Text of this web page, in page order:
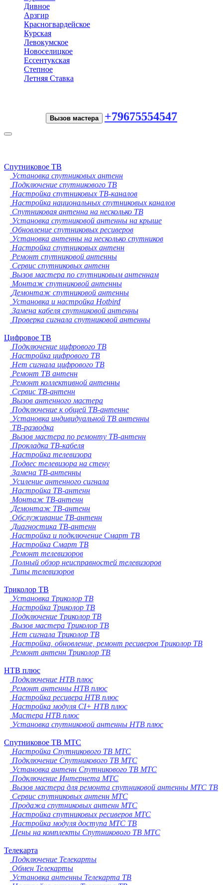
Дивное
Арзгир
Красногвардейское
Курская
Левокумское
Новоселицкое
Ессентукская
Степное
Летняя Ставка
Вызов мастера +79675554547
Toggle
Спутниковое ТВ
Установка спутниковых антенн
Подключение спутникового ТВ
Настройка спутниковых ТВ-каналов
Настройка национальных спутниковых каналов
Спутниковая антенна на несколько ТВ
Установка спутниковой антенны на крыше
Обновление спутниковых ресиверов
Установка антенны на несколько спутников
Настройка спутниковых антенн
Ремонт спутниковой антенны
Сервис спутниковых антенн
Вызов мастера по спутниковым антеннам
Монтаж спутниковой антенны
Демонтаж спутниковой антенны
Установка и настройка Hotbird
Замена кабеля спутниковой антенны
Проверка сигнала спутниковой антенны
Цифровое ТВ
Подключение цифрового ТВ
Настройка цифрового ТВ
Нет сигнала цифрового ТВ
Ремонт ТВ антенн
Ремонт коллективной антенны
Сервис ТВ-антенн
Вызов антенного мастера
Подключение к общей ТВ-антенне
Установка индивидуальной ТВ антенны
ТВ-разводка
Вызов мастера по ремонту ТВ-антенн
Прокладка ТВ-кабеля
Настройка телевизора
Подвес телевизора на стену
Замена ТВ-антенны
Усиление антенного сигнала
Настройка ТВ-антенн
Монтаж ТВ-антенн
Демонтаж ТВ-антенн
Обслуживание ТВ-антенн
Диагностика ТВ-антенн
Настройка и подключение Смарт ТВ
Настройка Смарт ТВ
Ремонт телевизоров
Полный обзор неисправностей телевизоров
Типы телевизоров
Триколор ТВ
Установка Триколор ТВ
Настройка Триколор ТВ
Подключение Триколор ТВ
Вызов мастера Триколор ТВ
Нет сигнала Триколор ТВ
Настройка, обновление, ремонт ресиверов Триколор ТВ
Ремонт антенн Триколор ТВ
НТВ плюс
Подключение НТВ плюс
Ремонт антенны НТВ плюс
Настройка ресивера НТВ плюс
Настройка модуля CI+ НТВ плюс
Мастера НТВ плюс
Установка спутниковой антенны НТВ плюс
Спутниковое ТВ МТС
Настройка Спутникового ТВ МТС
Подключение Спутникового ТВ МТС
Установка антенн Спутникового ТВ МТС
Подключение Интернета МТС
Вызов мастера для ремонта спутниковой антенны МТС ТВ
Сервис спутниковых антенн МТС
Продажа спутниковых антенн МТС
Настройка спутниковых ресиверов МТС
Настройка модуля доступа МТС ТВ
Цены на комплекты Спутникового ТВ МТС
Телекарта
Подключение Телекарты
Обмен Телекарты
Установка антенны Телекарта ТВ